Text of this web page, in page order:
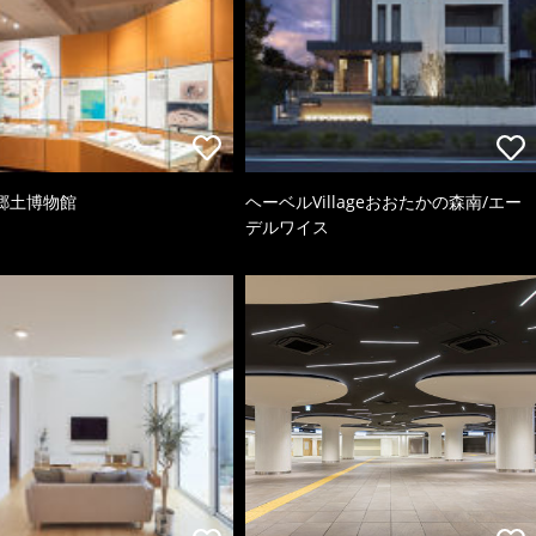
土博物館
ヘーベルVillageおおたかの森南/エー
デルワイス